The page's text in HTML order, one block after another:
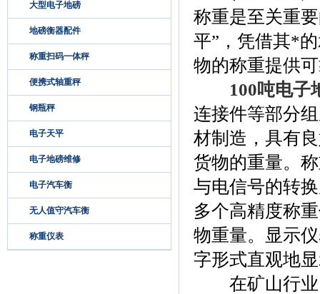
大型电子地磅
地磅衡器配件
称重扫码一体秤
便携式轴重秤
钢瓶秤
电子天平
电子地磅维修
电子汽车衡
无人值守汽车衡
称重仪表
称重是至关重
平”，凭借其*
物的称重提供
100吨电子
连接件等部分
材制造，具有
货物的重量。
与电信号的转
多个高精度称
物重量。显示
字形式直观地
在矿山行业